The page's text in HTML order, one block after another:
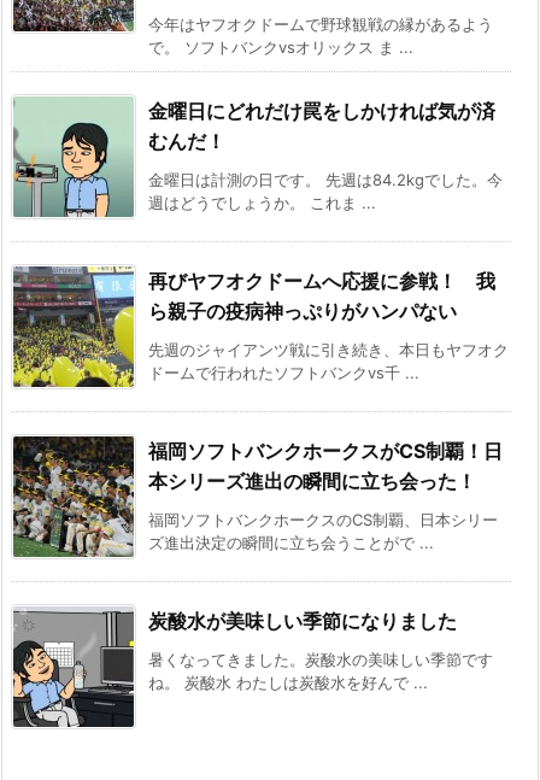
今年はヤフオクドームで野球観戦の縁があるよう
で。 ソフトバンクvsオリックス ま ...
金曜日にどれだけ罠をしかければ気が済
むんだ！
金曜日は計測の日です。 先週は84.2kgでした。今
週はどうでしょうか。 これま ...
再びヤフオクドームへ応援に参戦！ 我
ら親子の疫病神っぷりがハンパない
先週のジャイアンツ戦に引き続き、本日もヤフオク
ドームで行われたソフトバンクvs千 ...
福岡ソフトバンクホークスがCS制覇！日
本シリーズ進出の瞬間に立ち会った！
福岡ソフトバンクホークスのCS制覇、日本シリー
ズ進出決定の瞬間に立ち会うことがで ...
炭酸水が美味しい季節になりました
暑くなってきました。炭酸水の美味しい季節です
ね。 炭酸水 わたしは炭酸水を好んで ...